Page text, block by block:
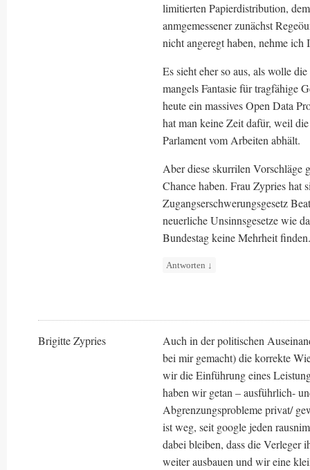
limitierten Papierdistribution,
anmgemessener zunächst
nicht angeregt haben, nehme
Es sieht eher so aus, als wolle
mangels Fantasie für tragfähige
heute ein massives Open Data
hat man keine Zeit dafür, weil
Parlament vom Arbeiten abhält.
Aber diese skurrilen Vorschläge
Chance haben. Frau Zypries hat
Zugangserschwerungsgesetz
neuerliche Unsinnsgesetze wie
Bundestag keine Mehrheit finden.
Antworten ↓
Brigitte Zypries
Auch in der politischen
bei mir gemacht) die korrekte
wir die Einführung eines
haben wir getan – ausführlich-
Abgrenzungsprobleme privat/
ist weg, seit google jeden
dabei bleiben, dass die Verleger
weiter ausbauen und wir eine